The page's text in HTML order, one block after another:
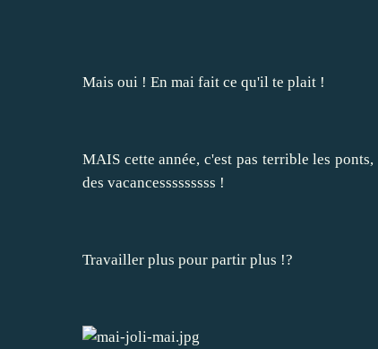
Mais oui ! En mai fait ce qu'il te plait !
MAIS cette année, c'est pas terrible les
des vacancesssssssss !
Travailler plus pour partir plus !?